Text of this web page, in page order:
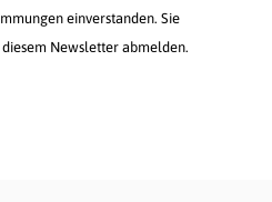
einverstanden. Sie
Newsletter abmelden.